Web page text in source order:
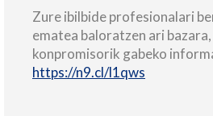
Zure ibilbide profesionalari
ematea baloratzen ari
konpromisorik gabeko
https://n9.cl/l1qws